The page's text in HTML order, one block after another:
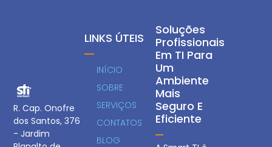
R. Cap. Onofre
dos Santos, 376
- Jardim
Soluções
Profissionais
Em TI Para
Um
Ambiente
Mais
Seguro E
Eficiente
LINKS ÚTEIS
INÍCIO
SOBRE
SERVIÇOS
CONTATOS
BLOG